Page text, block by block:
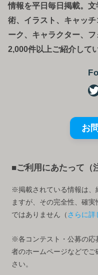
情報を平日毎日掲載。
術、イラスト、キャッ
ーク、キャラクター、
2,000件以上ご紹介して
お
■ご利用にあたって（
※掲載されている情報は、
ますが、その完全性、確
ではありません（ さらに詳
※各コンテスト・公募の応
者のホームページなどで
さい。